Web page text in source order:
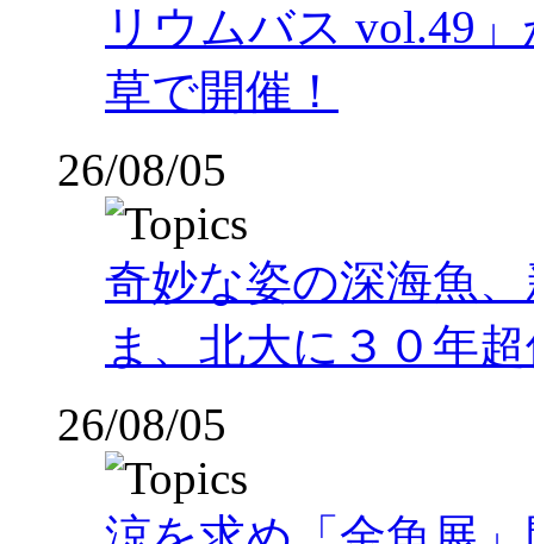
リウムバス vol.49
草で開催！
26/08/05
奇妙な姿の深海魚
ま、北大に３０年
26/08/05